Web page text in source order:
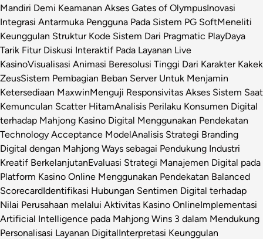
Mandiri Demi Keamanan Akses Gates of OlympusInovasi
Integrasi Antarmuka Pengguna Pada Sistem PG SoftMeneliti
Keunggulan Struktur Kode Sistem Dari Pragmatic PlayDaya
Tarik Fitur Diskusi Interaktif Pada Layanan Live
KasinoVisualisasi Animasi Beresolusi Tinggi Dari Karakter Kakek
ZeusSistem Pembagian Beban Server Untuk Menjamin
Ketersediaan MaxwinMenguji Responsivitas Akses Sistem Saat
Kemunculan Scatter HitamAnalisis Perilaku Konsumen Digital
terhadap Mahjong Kasino Digital Menggunakan Pendekatan
Technology Acceptance ModelAnalisis Strategi Branding
Digital dengan Mahjong Ways sebagai Pendukung Industri
Kreatif BerkelanjutanEvaluasi Strategi Manajemen Digital pada
Platform Kasino Online Menggunakan Pendekatan Balanced
ScorecardIdentifikasi Hubungan Sentimen Digital terhadap
Nilai Perusahaan melalui Aktivitas Kasino OnlineImplementasi
Artificial Intelligence pada Mahjong Wins 3 dalam Mendukung
Personalisasi Layanan DigitalInterpretasi Keunggulan